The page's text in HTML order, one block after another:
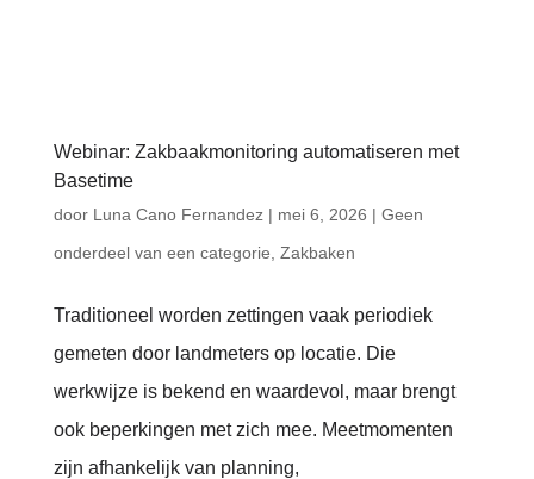
Webinar: Zakbaakmonitoring automatiseren met
Basetime
door Luna Cano Fernandez| mei 6, 2026 | Geen
onderdeel van een categorie Zakbaken
Traditioneel worden zettingen vaak periodiek
gemeten door landmeters op locatie. Die
werkwijze is bekend en waardevol, maar brengt
ook beperkingen met zich mee. Meetmomenten
zijn afhankelijk van planning,